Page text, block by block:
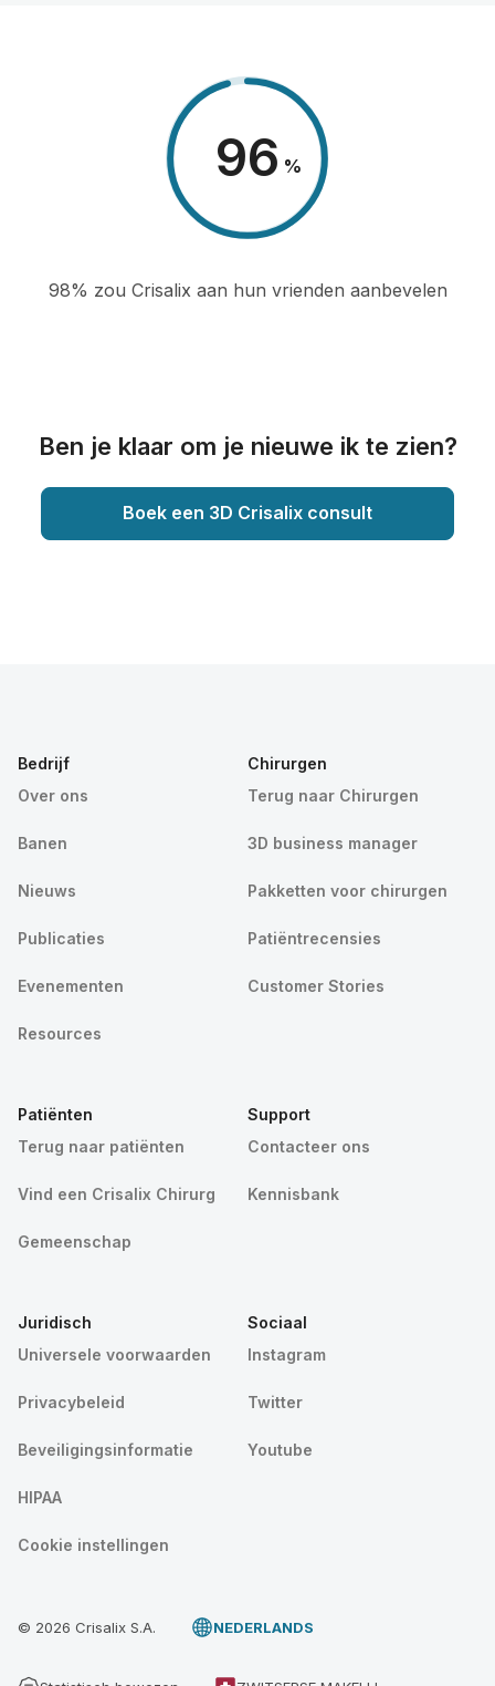
98 %
98% zou Crisalix aan hun vrienden aanbevelen
Ben je klaar om je nieuwe ik te zien?
Boek een 3D Crisalix consult
Bedrijf
Over ons
Banen
Nieuws
Publicaties
Evenementen
Resources
Chirurgen
Terug naar Chirurgen
3D business manager
Pakketten voor chirurgen
Patiëntrecensies
Customer Stories
Patiënten
Terug naar patiënten
Vind een Crisalix Chirurg
Gemeenschap
Support
Contacteer ons
Kennisbank
Juridisch
Universele voorwaarden
Privacybeleid
Beveiligingsinformatie
HIPAA
Cookie instellingen
Sociaal
Instagram
Twitter
Youtube
© 2026 Crisalix S.A. NEDERLANDS